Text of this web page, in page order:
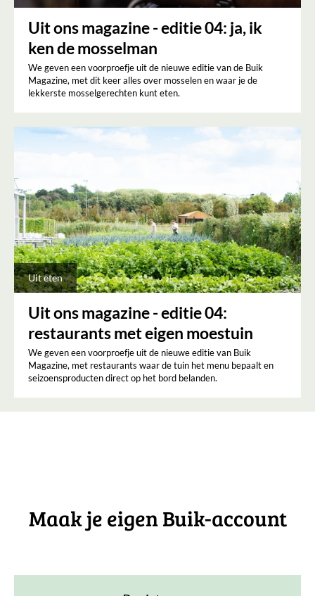
Uit ons magazine - editie 04: ja, ik
ken de mosselman
We geven een voorproefje uit de nieuwe editie van de Buik
Magazine, met dit keer alles over mosselen en waar je de
lekkerste mosselgerechten kunt eten.
Uit eten
Uit ons magazine - editie 04:
restaurants met eigen moestuin
We geven een voorproefje uit de nieuwe editie van Buik
Magazine, met restaurants waar de tuin het menu bepaalt en
seizoensproducten direct op het bord belanden.
Maak je eigen Buik-account